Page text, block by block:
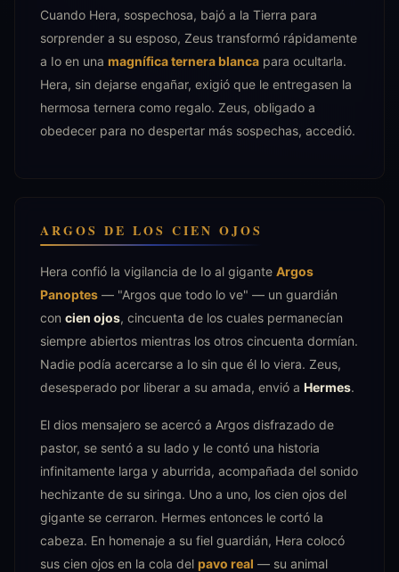
Cuando Hera, sospechosa, bajó a la Tierra para
sorprender a su esposo, Zeus transformó rápidamente
a Io en una magnífica ternera blanca para ocultarla.
Hera, sin dejarse engañar, exigió que le entregasen la
hermosa ternera como regalo. Zeus, obligado a
obedecer para no despertar más sospechas, accedió.
ARGOS DE LOS CIEN OJOS
Hera confió la vigilancia de Io al gigante Argos
Panoptes — "Argos que todo lo ve" — un guardián
con cien ojos, cincuenta de los cuales permanecían
siempre abiertos mientras los otros cincuenta dormían.
Nadie podía acercarse a Io sin que él lo viera. Zeus,
desesperado por liberar a su amada, envió a Hermes.
El dios mensajero se acercó a Argos disfrazado de
pastor, se sentó a su lado y le contó una historia
infinitamente larga y aburrida, acompañada del sonido
hechizante de su siringa. Uno a uno, los cien ojos del
gigante se cerraron. Hermes entonces le cortó la
cabeza. En homenaje a su fiel guardián, Hera colocó
sus cien ojos en la cola del pavo real — su animal